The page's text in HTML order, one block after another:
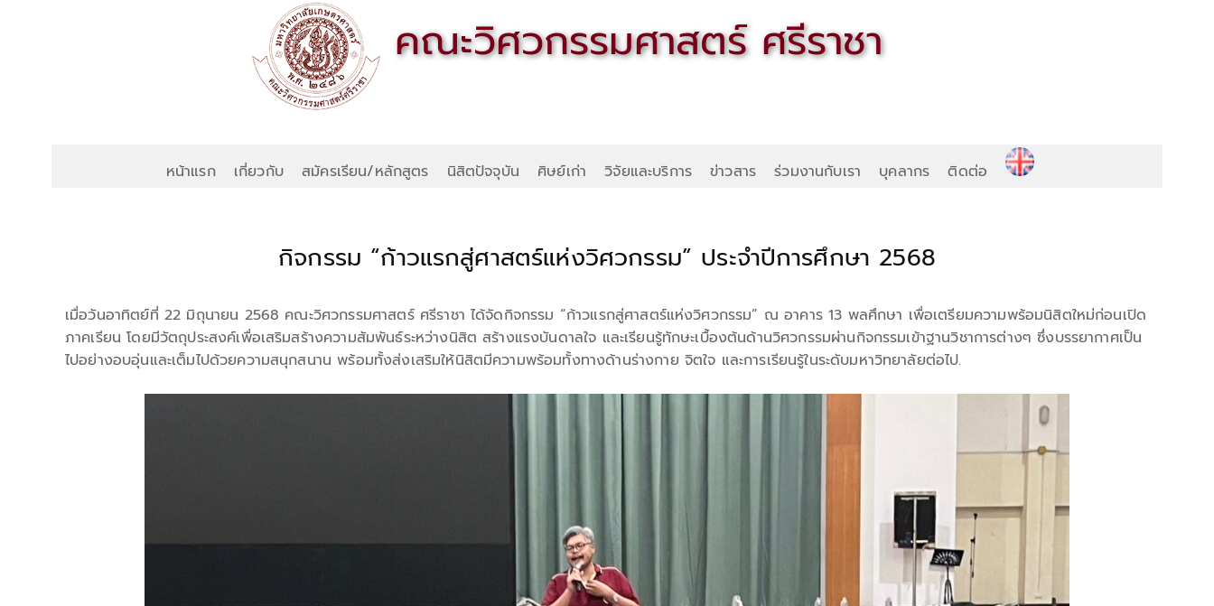
หน้าแรก เกี่ยวกับ สมัครเรียน/หลักสูตร นิสิตปัจจุบัน ศิษย์เก่า วิจัยและบริการ ข่าวสาร ร่วมงานกับเรา บุคลากร ติดต่อ
กิจกรรม “ก้าวแรกสู่ศาสตร์แห่งวิศวกรรม” ประจำปีการศึกษา 2568
เมื่อวันอาทิตย์ที่ 22 มิถุนายน 2568 คณะวิศวกรรมศาสตร์ ศรีราชา ได้จัดกิจกรรม “ก้าวแรกสู่ศาสตร์แห่งวิศวกรรม” ณ อาคาร 13 พลศึกษา เพื่อเตรียมความพร้อมนิสิตใหม่ก่อนเปิด
ภาคเรียน โดยมีวัตถุประสงค์เพื่อเสริมสร้างความสัมพันธ์ระหว่างนิสิต สร้างแรงบันดาลใจ และเรียนรู้ทักษะเบื้องต้นด้านวิศวกรรมผ่านกิจกรรมเข้าฐานวิชาการต่างๆ ซึ่งบรรยากาศเป็น
ไปอย่างอบอุ่นและเต็มไปด้วยความสนุกสนาน พร้อมทั้งส่งเสริมให้นิสิตมีความพร้อมทั้งทางด้านร่างกาย จิตใจ และการเรียนรู้ในระดับมหาวิทยาลัยต่อไป.